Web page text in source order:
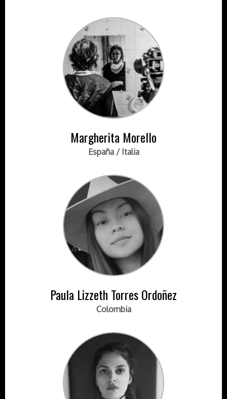
Margherita Morello
España / Italia
Paula Lizzeth Torres Ordoñez
Colombia